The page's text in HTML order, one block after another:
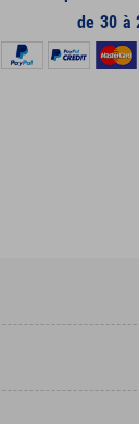
de 30 à